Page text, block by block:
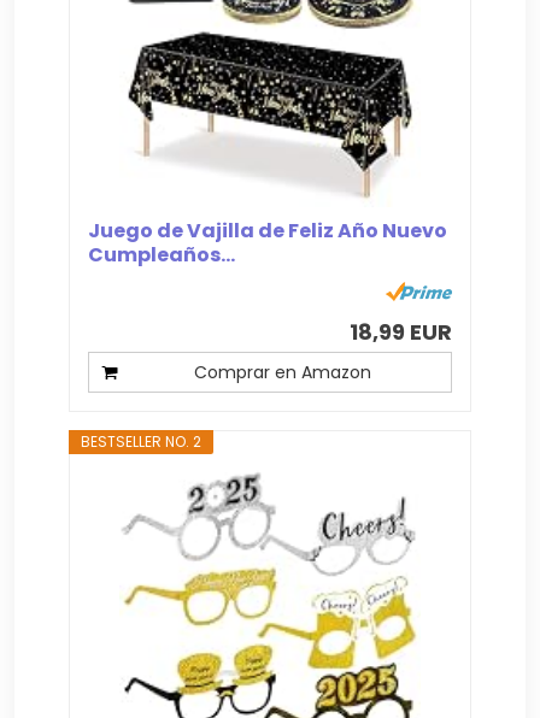
Juego de Vajilla de Feliz Año Nuevo
Cumpleaños...
18,99 EUR
Comprar en Amazon
BESTSELLER NO. 2